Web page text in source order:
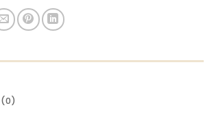
üretim yaparız.
(0)